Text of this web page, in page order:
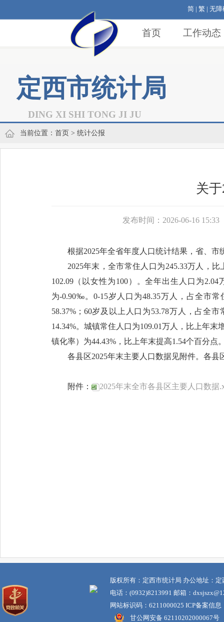
简 | 繁 | 无障
首页 工作动态
定西市统计局
DING XI SHI TONG JI JU
当前位置： 首页 > 统计公报
关
发布时间：2026-06-16 15:33
根据2025年全省年度人口统计结果，省、
2025年末，全市常住人口为245.33万人，
102.09（以女性为100）。全年出生人口为
为-0.90‰。0-15岁人口为48.35万人，占全市
58.37%；60岁及以上人口为53.78万人，占全
14.34%。城镇常住人口为109.01万人，比上年
镇化率）为44.43%，比上年末提高1.54个百分点
各县区2025年末主要人口数据见附件。各
附件： 2025年末全市各县区主要人口数据
版权所有：定西市统计局 办公地址：
电话：(0932)8213991 邮箱：
网站标识码：6211000025 ICP备案信息
甘公网安备 62110202000067号